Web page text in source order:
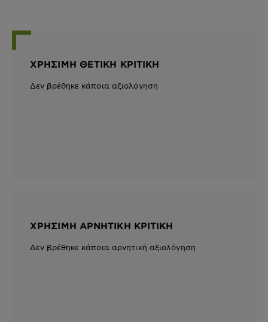
ΧΡΉΣΙΜΗ ΘΕΤΙΚΉ ΚΡΙΤΙΚΉ
Δεν βρέθηκε κάποια αξιολόγηση
ΧΡΉΣΙΜΗ ΑΡΝΗΤΙΚΉ ΚΡΙΤΙΚΉ
Δεν βρέθηκε κάποια αρνητική αξιολόγηση